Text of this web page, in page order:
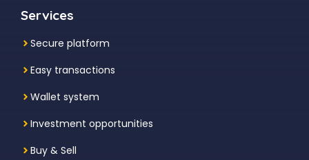
Services
Secure platform
Easy transactions
Wallet system
Investment opportunities
Buy & Sell